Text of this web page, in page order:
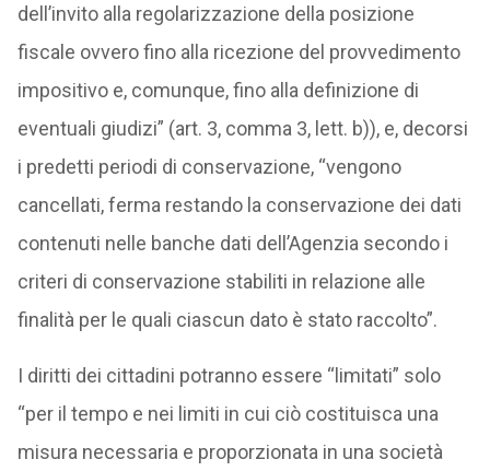
dell’invito alla regolarizzazione della posizione
fiscale ovvero fino alla ricezione del provvedimento
impositivo e, comunque, fino alla definizione di
eventuali giudizi” (art. 3, comma 3, lett. b)), e, decorsi
i predetti periodi di conservazione, “vengono
cancellati, ferma restando la conservazione dei dati
contenuti nelle banche dati dell’Agenzia secondo i
criteri di conservazione stabiliti in relazione alle
finalità per le quali ciascun dato è stato raccolto”.
I diritti dei cittadini potranno essere “limitati” solo
“per il tempo e nei limiti in cui ciò costituisca una
misura necessaria e proporzionata in una società